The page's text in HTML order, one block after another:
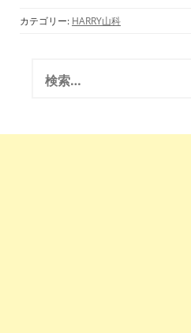
カテゴリー: HARRY山科